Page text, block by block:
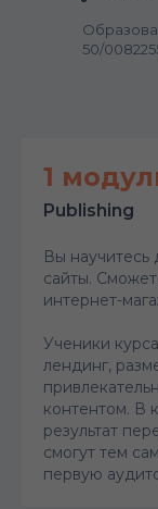
50/
1
Publishing
Вы научитесь
сайты.
интернет-
Ученики
лендинг,
контентом. В
результат
смогут тем
первую